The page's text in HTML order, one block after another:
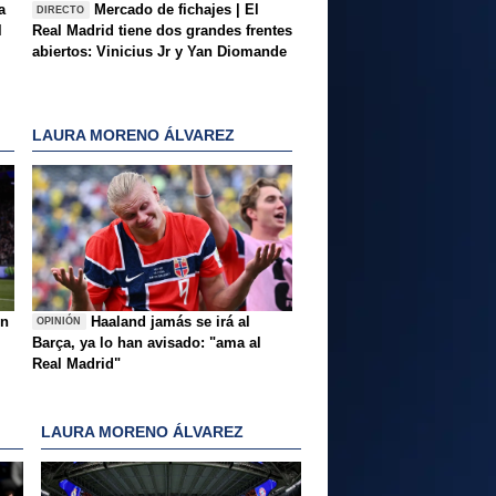
DIRECTO
Mercado de fichajes | El
Real Madrid tiene dos grandes frentes
abiertos: Vinicius Jr y Yan Diomande
LAURA MORENO ÁLVAREZ
OPINIÓN
Haaland jamás se irá al
Barça, ya lo han avisado: "ama al
Real Madrid"
LAURA MORENO ÁLVAREZ